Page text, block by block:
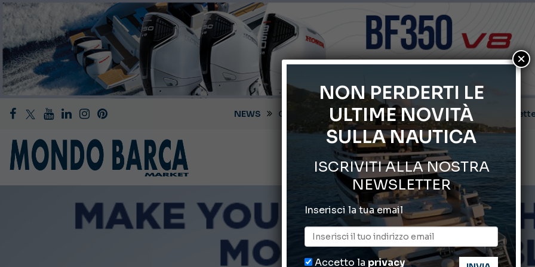
Montecristo Yachting, l’orologio per il diportista
Gommoni Callegari acquisisce Geniuss
66° Salone Nautico Internazionale di Genova
ABOFA 2026: la fiera del mare ad Aqaba
Cannes Yachting Festival 2026: tutte le novità attese a
NON PERDERTI LE
ULTIME NOVITÀ
SULLA NAUTICA
ISCRIVITI ALLA NOSTRA
NEWSLETTER
Inserisci la tua email
Accetto la privacy
×